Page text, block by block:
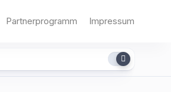
Partnerprogramm Impressum